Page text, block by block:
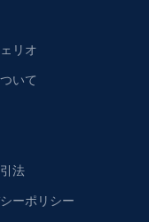
リオ
いて
法
ーポリシー